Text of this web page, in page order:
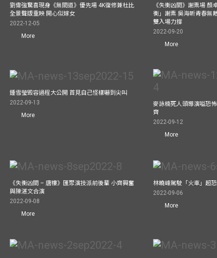
劉偉強驚喜現身《無間道》優先場 4K復修兼杜比
全景聲版重映 開心似嫁女
2022-12-05
More
《失衡凶間》謝票場 顏
衡」謝票 吳海昕青春無
雙入場力撐
2022-09-20
More
鍾雪瑩毁容過程大公開 首見自己怪樣嚇到尖叫
2022-09-13
More
麥詠楠死人頭導演嗌恐
齊
2022-09-12
More
《失衡凶間 – 唐樓》匯聚演技派前後輩 小齊興奮
與陳湛文合演
2022-09-08
More
林曉峰駕駛「火車」超
2022-09-06
More